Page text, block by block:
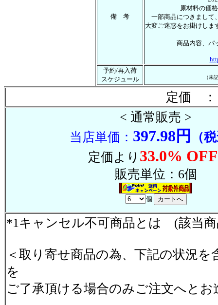
備 考
原材料の価
一部商品につきまして
大変ご迷惑をお掛けしま
商品内容、パ
予約/再入荷
スケジュール
（未
定価 ：
< 通常販売 >
当店単価： 397.98円
（
定価より 33.0%
販売単位：6個
個
*1キャンセル不可商品とは (該当
＜取り寄せ商品の為、下記の状況
を
ご了承頂ける場合のみご注文へとお